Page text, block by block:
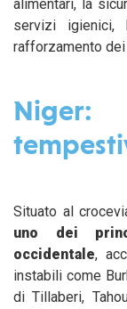
alimentari, la
servizi
rafforzamento
Situato al
uno dei
occidentale,
instabili come
di Tillaberi,